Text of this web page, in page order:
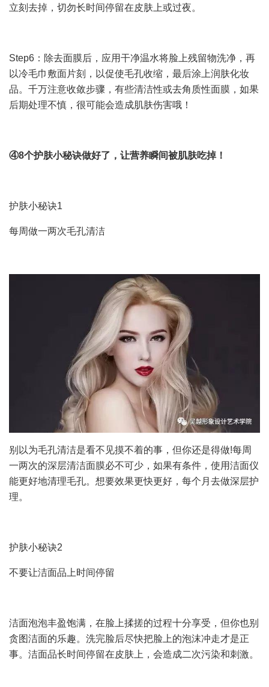
立刻去掉，切勿长时间停留在皮肤上或过夜。
Step6：除去面膜后，应用干净温水将脸上残留物洗净，再
以冷毛巾敷面片刻，以促使毛孔收缩，最后涂上润肤化妆
品。千万注意收敛步骤，有些清洁性或去角质性面膜，如果
后期处理不慎，很可能会造成肌肤伤害哦！
④8个护肤小秘诀做好了，让营养瞬间被肌肤吃掉！
护肤小秘诀1
每周做一两次毛孔清洁
别以为毛孔清洁是看不见摸不着的事，但你还是得做!每周
一两次的深层清洁面膜必不可少，如果有条件，使用洁面仪
能更好地清理毛孔。想要效果更快更好，每个月去做深层护
理。
护肤小秘诀2
不要让洁面品上时间停留
洁面泡泡丰盈饱满，在脸上揉搓的过程十分享受，但你也别
贪图洁面的乐趣。洗完脸后尽快把脸上的泡沫冲走才是正
事。洁面品长时间停留在皮肤上，会造成二次污染和刺激。